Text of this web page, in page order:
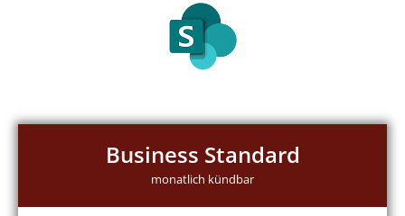
Business Standard
monatlich kündbar